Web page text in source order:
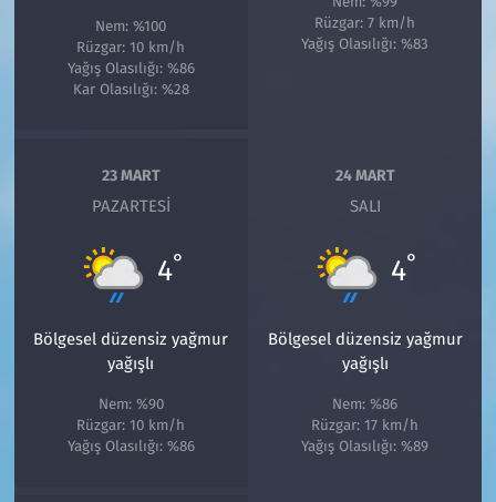
Nem: %100
Rüzgar: 10 km/h
Yağış Olasılığı: %86
Kar Olasılığı: %28
Rüzgar: 7 km/h
Yağış Olasılığı: %83
23 MART
PAZARTESI
4°
Bölgesel düzensiz yağmur
yağışlı
Nem: %90
Rüzgar: 10 km/h
Yağış Olasılığı: %86
24 MART
SALI
4°
Bölgesel düzensiz yağmur
yağışlı
Nem: %86
Rüzgar: 17 km/h
Yağış Olasılığı: %89